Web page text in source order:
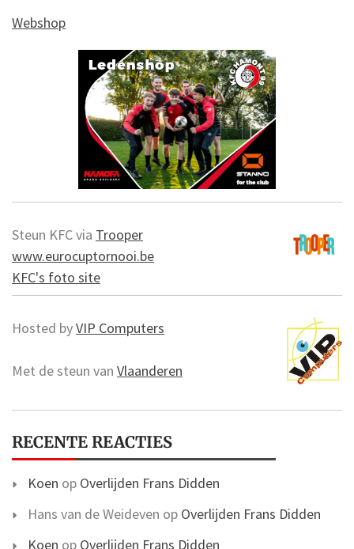
Webshop
Steun KFC via Trooper
www.eurocuptornooi.be
KFC's foto site
Hosted byVIP Computers
Met de steun van Vlaanderen
RECENTE REACTIES
Koen op Overlijden Frans Didden
Hans van de Weideven op Overlijden Frans Didden
Koen op Overlijden Frans Didden